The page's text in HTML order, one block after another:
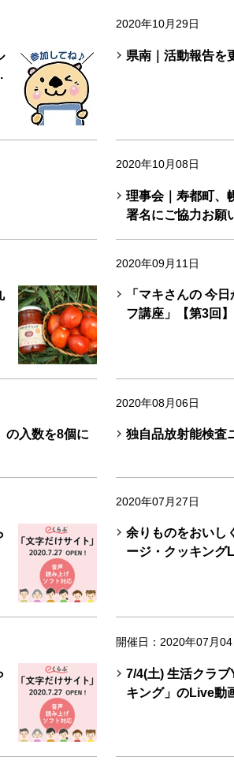
2020年10月29日
県南｜活動報告を
2020年10月08日
理事会｜寿都町、
署名にご協力お願
2020年09月11日
「マキさんの 今
フ講座」【第3回
の入数を8個に
2020年08月06日
独自品放射能検査
2020年07月27日
余りものをおい
ージ・クッキング
開催日：2020年07月04
7/4(土) 生活クラ
キング」のLive動